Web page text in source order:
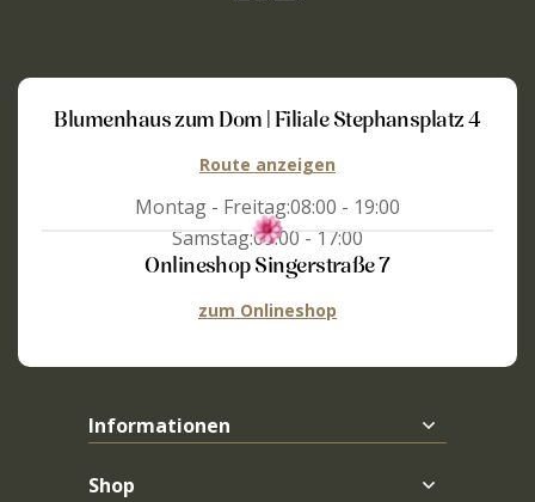
Blumenhaus zum Dom | Filiale Stephansplatz 4
Route anzeigen
Montag - Freitag:08:00 - 19:00
Samstag:09:00 - 17:00
Onlineshop Singerstraße 7
zum Onlineshop
Informationen
Shop